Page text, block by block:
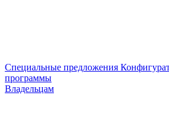
Специальные предложения
программы
Владельцам